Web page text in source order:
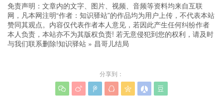
免责声明：文章内的文字、图片、视频、音频等资料均来自互联
网，凡本网注明“作者：知识驿站”的作品均为用户上传，不代表本站
赞同其观点。内容仅代表作者本人意见，若因此产生任何纠纷作者
本人负责，本站亦不为其版权负责! 若无意侵犯到您的权利，请及时
与我们联系删除!知识驿站 » 昌哥儿结局
分享到：
      